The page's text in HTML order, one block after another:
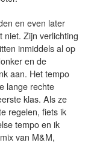
en even later
niet. Zijn verlichting
inmiddels al op
en de
aan. Het tempo
lange rechte
klas. Als ze
regelen, fiets ik
tempo en ik
van M&M,